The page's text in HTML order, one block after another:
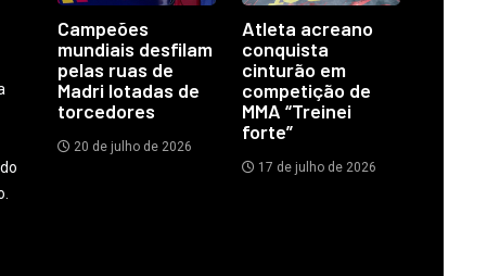
Campeões
mundiais desfilam
pelas ruas de
Madri lotadas de
torcedores
20 de julho de 2026
Atleta acreano
conquista
cinturão em
competição de
MMA “Treinei
forte”
17 de julho de 2026